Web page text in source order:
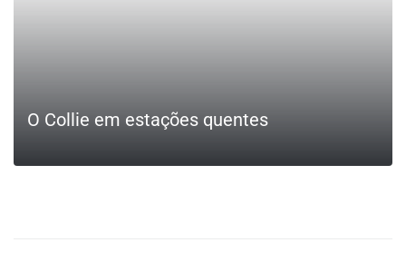
O Collie em estações quentes